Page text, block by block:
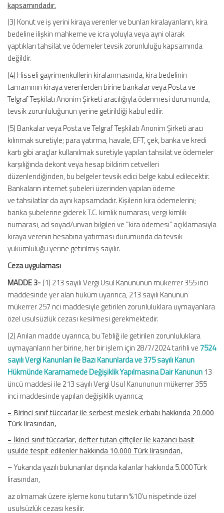
kapsamındadır.
(3) Konut ve iş yerini kiraya verenler ve bunları kiralayanların, kira
bedeline ilişkin mahkeme ve icra yoluyla veya ayni olarak
yaptıkları tahsilat ve ödemeler tevsik zorunluluğu kapsamında
değildir.
(4) Hisseli gayrimenkullerin kiralanmasında, kira bedelinin
tamamının kiraya verenlerden birine bankalar veya Posta ve
Telgraf Teşkilatı Anonim Şirketi aracılığıyla ödenmesi durumunda,
tevsik zorunluluğunun yerine getirildiği kabul edilir.
(5) Bankalar veya Posta ve Telgraf Teşkilatı Anonim Şirketi aracı
kılınmak suretiyle; para yatırma, havale, EFT, çek, banka ve kredi
kartı gibi araçlar kullanılmak suretiyle yapılan tahsilat ve ödemeler
karşılığında dekont veya hesap bildirim cetvelleri
düzenlendiğinden, bu belgeler tevsik edici belge kabul edilecektir.
Bankaların internet şubeleri üzerinden yapılan ödeme
ve tahsilatlar da aynı kapsamdadır. Kişilerin kira ödemelerini;
banka şubelerine giderek T.C. kimlik numarası, vergi kimlik
numarası, ad soyad/unvan bilgileri ve “kira ödemesi” açıklamasıyla
kiraya verenin hesabına yatırması durumunda da tevsik
yükümlülüğü yerine getirilmiş sayılır.
Ceza uygulaması
MADDE 3-(1) 213 sayılı Vergi Usul Kanununun mükerrer 355 inci
maddesinde yer alan hüküm uyarınca, 213 sayılı Kanunun
mükerrer 257 nci maddesiyle getirilen zorunluluklara uymayanlara
özel usulsüzlük cezası kesilmesi gerekmektedir.
(2) Anılan madde uyarınca, bu Tebliğ ile getirilen zorunluluklara
uymayanların her birine, her bir işlem için 28/7/2024 tarihli ve7524
sayılı Vergi Kanunları ile Bazı Kanunlarda ve 375 sayılı Kanun
Hükmünde Kararnamede Değişiklik Yapılmasına Dair Kanunun 13
üncü maddesi ile 213 sayılı Vergi Usul Kanununun mükerrer 355
inci maddesinde yapılan değişiklik uyarınca;
– Birinci sınıf tüccarlar ile serbest meslek erbabı hakkında 20.000
Türk lirasından,
– İkinci sınıf tüccarlar, defter tutan çiftçiler ile kazancı basit
usulde tespit edilenler hakkında 10.000 Türk lirasından,
– Yukarıda yazılı bulunanlar dışında kalanlar hakkında 5.000 Türk
lirasından,
az olmamak üzere işleme konu tutarın %10’u nispetinde özel
usulsüzlük cezası kesilir.